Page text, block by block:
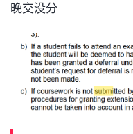
晚交没分